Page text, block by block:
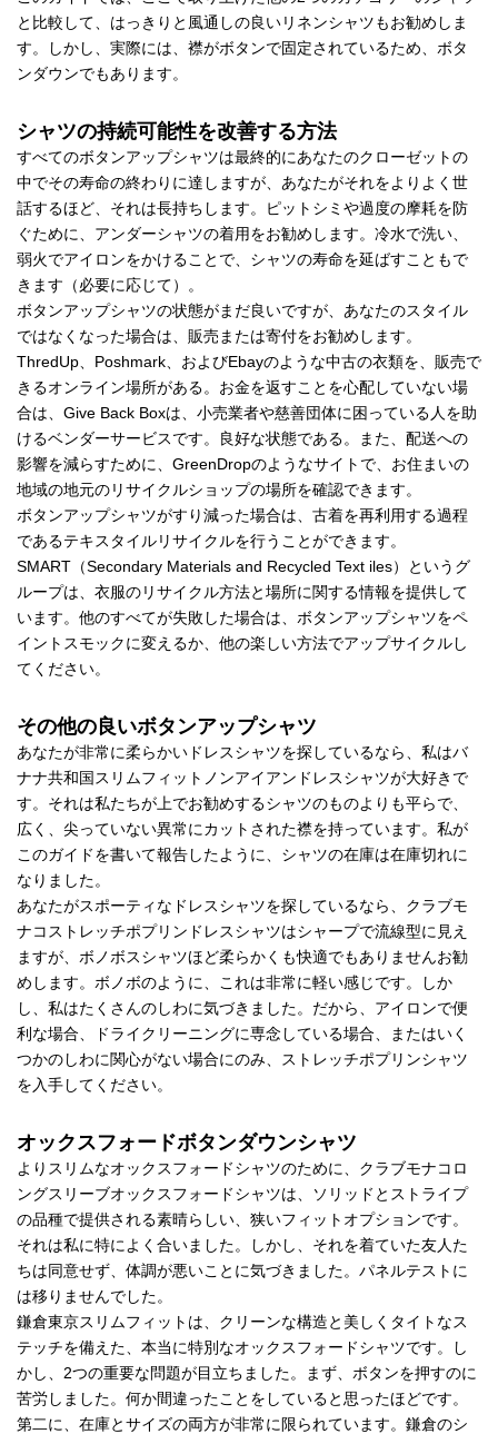
と比較して、はっきりと風通しの良いリネンシャツもお勧めしま
す。しかし、実際には、襟がボタンで固定されているため、ボタ
ンダウンでもあります。
シャツの持続可能性を改善する方法
すべてのボタンアップシャツは最終的にあなたのクローゼットの
中でその寿命の終わりに達しますが、あなたがそれをよりよく世
話するほど、それは長持ちします。ピットシミや過度の摩耗を防
ぐために、アンダーシャツの着用をお勧めします。冷水で洗い、
弱火でアイロンをかけることで、シャツの寿命を延ばすこともで
きます（必要に応じて）。
ボタンアップシャツの状態がまだ良いですが、あなたのスタイル
ではなくなった場合は、販売または寄付をお勧めします。
ThredUp、Poshmark、およびEbayのような中古の衣類を、販売で
きるオンライン場所がある。お金を返すことを心配していない場
合は、Give Back Boxは、小売業者や慈善団体に困っている人を助
けるベンダーサービスです。良好な状態である。また、配送への
影響を減らすために、GreenDropのようなサイトで、お住まいの
地域の地元のリサイクルショップの場所を確認できます。
ボタンアップシャツがすり減った場合は、古着を再利用する過程
であるテキスタイルリサイクルを行うことができます。
SMART（Secondary Materials and Recycled Text iles）というグ
ループは、衣服のリサイクル方法と場所に関する情報を提供して
います。他のすべてが失敗した場合は、ボタンアップシャツをペ
イントスモックに変えるか、他の楽しい方法でアップサイクルし
てください。
その他の良いボタンアップシャツ
あなたが非常に柔らかいドレスシャツを探しているなら、私はバ
ナナ共和国スリムフィットノンアイアンドレスシャツが大好きで
す。それは私たちが上でお勧めするシャツのものよりも平らで、
広く、尖っていない異常にカットされた襟を持っています。私が
このガイドを書いて報告したように、シャツの在庫は在庫切れに
なりました。
あなたがスポーティなドレスシャツを探しているなら、クラブモ
ナコストレッチポプリンドレスシャツはシャープで流線型に見え
ますが、ボノボスシャツほど柔らかくも快適でもありませんお勧
めします。ボノボのように、これは非常に軽い感じです。しか
し、私はたくさんのしわに気づきました。だから、アイロンで便
利な場合、ドライクリーニングに専念している場合、またはいく
つかのしわに関心がない場合にのみ、ストレッチポプリンシャツ
を入手してください。
オックスフォードボタンダウンシャツ
よりスリムなオックスフォードシャツのために、クラブモナコロ
ングスリーブオックスフォードシャツは、ソリッドとストライプ
の品種で提供される素晴らしい、狭いフィットオプションです。
それは私に特によく合いました。しかし、それを着ていた友人た
ちは同意せず、体調が悪いことに気づきました。パネルテストに
は移りませんでした。
鎌倉東京スリムフィットは、クリーンな構造と美しくタイトなス
テッチを備えた、本当に特別なオックスフォードシャツです。し
かし、2つの重要な問題が目立ちました。まず、ボタンを押すのに
苦労しました。何か間違ったことをしていると思ったほどです。
第二に、在庫とサイズの両方が非常に限られています。鎌倉のシ